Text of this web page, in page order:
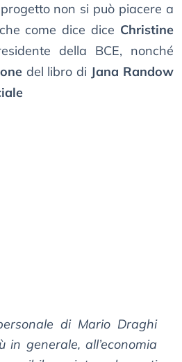
non si può piacere a
come dice dice Christine
della BCE, nonché
del libro di Jana Randow
di Mario Draghi
in generale, all’economia